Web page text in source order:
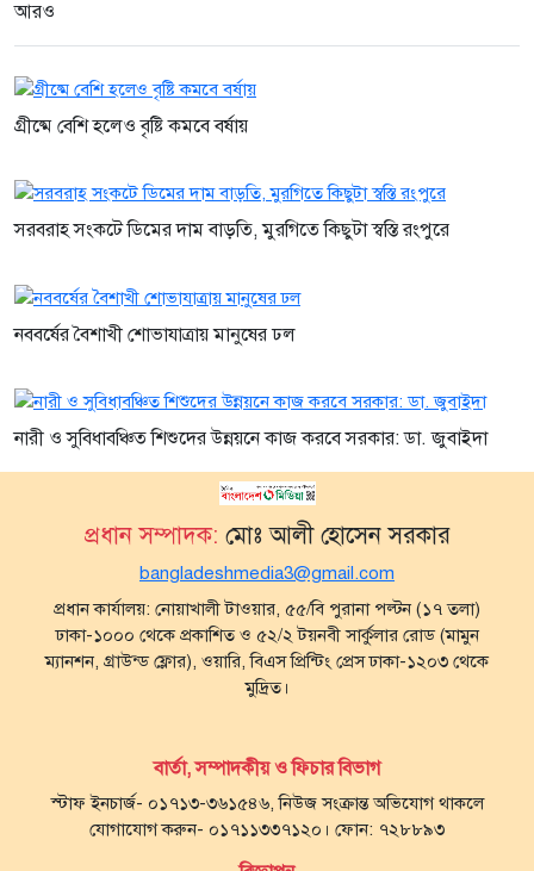
আরও
গ্রীষ্মে বেশি হলেও বৃষ্টি কমবে বর্ষায়
সরবরাহ সংকটে ডিমের দাম বাড়তি, মুরগিতে কিছুটা স্বস্তি রংপুরে
নববর্ষের বৈশাখী শোভাযাত্রায় মানুষের ঢল
নারী ও সুবিধাবঞ্চিত শিশুদের উন্নয়নে কাজ করবে সরকার: ডা. জুবাইদা
প্রধান সম্পাদক: মোঃ আলী হোসেন সরকার
bangladeshmedia3@gmail.com
প্রধান কার্যালয়: নোয়াখালী টাওয়ার, ৫৫/বি পুরানা পল্টন (১৭ তলা)
ঢাকা-১০০০ থেকে প্রকাশিত ও ৫২/২ টয়নবী সার্কুলার রোড (মামুন
ম্যানশন, গ্রাউন্ড ফ্লোর), ওয়ারি, বিএস প্রিন্টিং প্রেস ঢাকা-১২০৩ থেকে
মুদ্রিত।
বার্তা, সম্পাদকীয় ও ফিচার বিভাগ
স্টাফ ইনচার্জ- ০১৭১৩-৩৬১৫৪৬, নিউজ সংক্রান্ত অভিযোগ থাকলে
যোগাযোগ করুন- ০১৭১১৩৩৭১২০। ফোন: ৭২৮৮৯৩